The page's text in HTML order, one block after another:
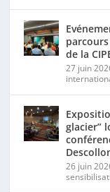
de la
27 juin
glacier”
26 juin